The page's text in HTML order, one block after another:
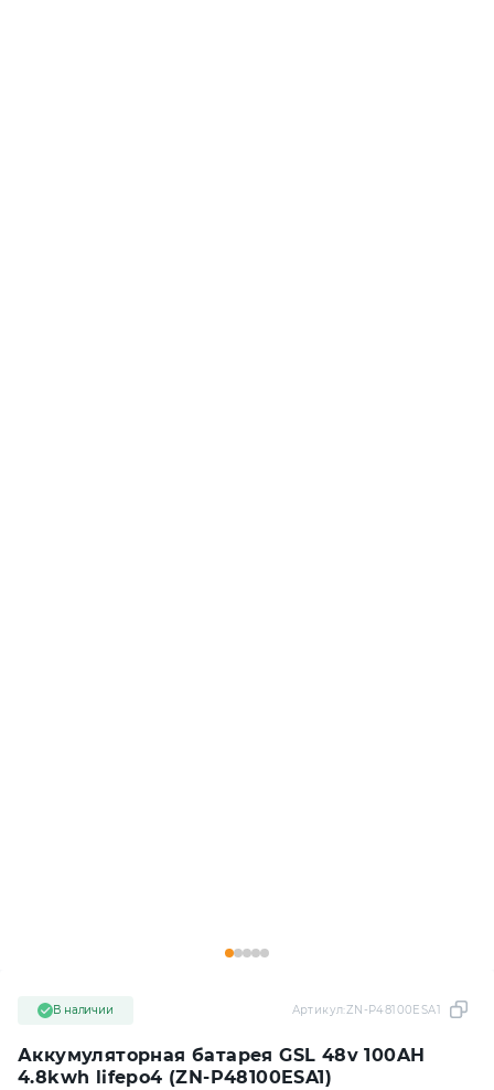
Аккумуляторная батарея GSL 48v 100AH
4.8kwh lifepo4 (ZN-P48100ESA1)
В наличии Артикул:ZN-P48100ESA1